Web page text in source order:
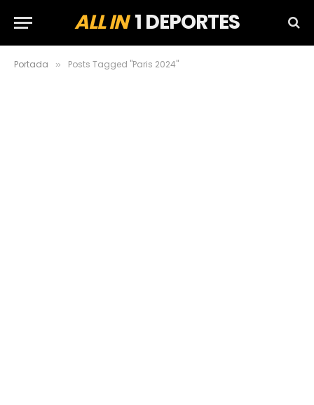
ALL IN1 DEPORTES
Portada » Posts Tagged "Paris 2024"